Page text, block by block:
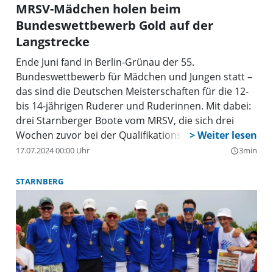
MRSV-Mädchen holen beim
Bundeswettbewerb Gold auf der
Langstrecke
Ende Juni fand in Berlin-Grünau der 55.
Bundeswettbewerb für Mädchen und Jungen statt –
das sind die Deutschen Meisterschaften für die 12-
bis 14-jährigen Ruderer und Ruderinnen. Mit dabei:
drei Starnberger Boote vom MRSV, die sich drei
Wochen zuvor bei der Qualifikationsregatta in
München das Ticket nach Berlin gesichert hatten.
17.07.2024 00:00 Uhr query_builder3min
STARNBERG